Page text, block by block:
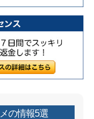
の情報5選